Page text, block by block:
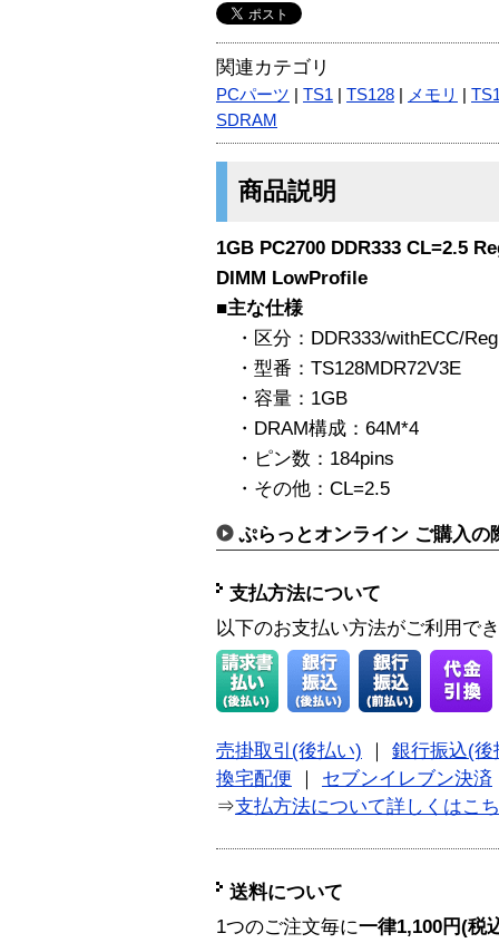
関連カテゴリ
PCパーツ TS1 TS128 メモリ
SDRAM
商品説明
1GB PC2700 DDR333 CL=2.5
DIMM LowProfile
■主な仕様
・区分：DDR333/withECC/
・型番：TS128MDR72V3E
・容量：1GB
・DRAM構成：64M*4
・ピン数：184pins
・その他：CL=2.5
ぷらっとオンライン ご購入の
支払方法について
以下のお支払い方法がご利用で
売掛取引(後払い)
銀行振込(後
換宅配便
セブンイレブン決済
⇒支払方法について詳しくはこ
送料について
1つのご注文毎に一律1,100円(税